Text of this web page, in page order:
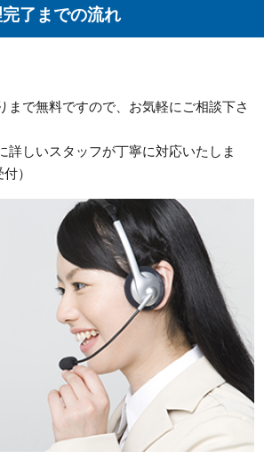
て頂きました。
白区横町へ洗濯排水詰まりトラブル
山区へ排水詰まり修理に伺いました
種区千種で洗濯機排水詰まりでお伺
区有松町へトイレ水漏れでお伺いし
東区へ台所蛇口水漏れ修理に向かい
了までの流れ
まで無料ですので、お気軽にご相談下さ
詳しいスタッフが丁寧に対応いたしま
）